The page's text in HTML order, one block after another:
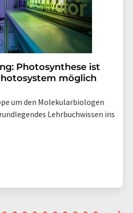
Photosynthese ist
möglich
um den Molekularbiologen
Lehrbuchwissen ins